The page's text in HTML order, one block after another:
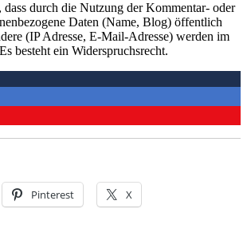
durch die Nutzung der Kommentar- oder
Daten (Name, Blog) öffentlich
(IP Adresse, E-Mail-Adresse) werden im
besteht ein Widerspruchsrecht.
Pinterest X